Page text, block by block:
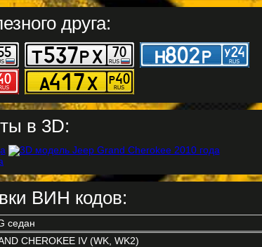
друга:
в 3D:
ВИН кодов:
седан
CHEROKEE IV (WK, WK2)